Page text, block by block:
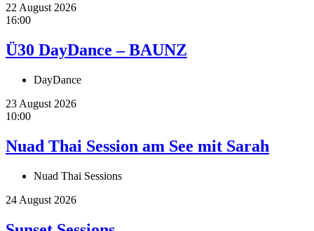
22 August 2026
16:00
Ü30 DayDance – BAUNZ
DayDance
23 August 2026
10:00
Nuad Thai Session am See mit Sarah
Nuad Thai Sessions
24 August 2026